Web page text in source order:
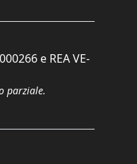
e REA VE-
parziale.